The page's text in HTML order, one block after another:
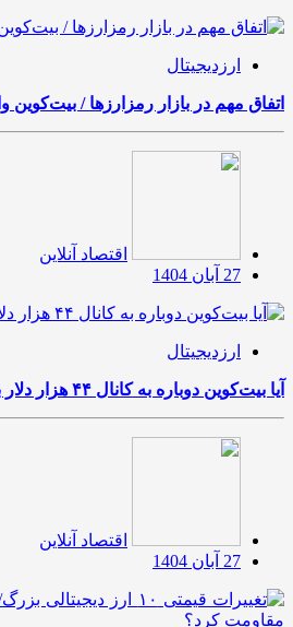
ارزدیجیتال
اتفاق مهم در بازار رمزارزها / بیت‌کوین
اقتصاد آنلاین
27 آبان 1404
ارزدیجیتال
آیا بیت‌کوین دوباره به کانال ۴۴ هزار دلار برمی‌گردد؟
اقتصاد آنلاین
27 آبان 1404